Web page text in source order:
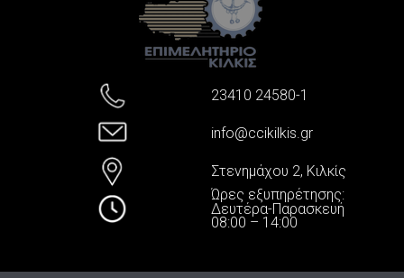
23410 24580-1
info@ccikilkis.gr
Στενημάχου 2, Κιλκίς
Ώρες εξυπηρέτησης:
Δευτέρα-Παρασκευή
08:00 – 14:00